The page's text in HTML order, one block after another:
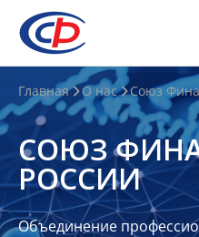
О
нас
О
СФР
Совет
Союза
Главная О нас Союз
СОЮЗ
РОССИИ
Объединение